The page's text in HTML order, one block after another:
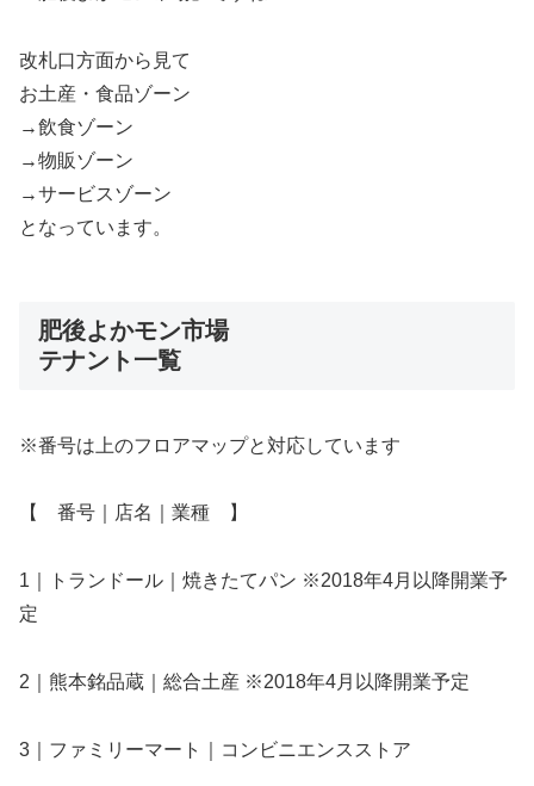
改札口方面から見て
お土産・食品ゾーン
→飲食ゾーン
→物販ゾーン
→サービスゾーン
となっています。
肥後よかモン市場
テナント一覧
※番号は上のフロアマップと対応しています
【 番号｜店名｜業種 】
1｜トランドール｜焼きたてパン ※2018年4月以降開業予
定
2｜熊本銘品蔵｜総合土産 ※2018年4月以降開業予定
3｜ファミリーマート｜コンビニエンスストア